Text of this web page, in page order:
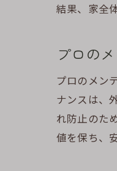
結果、家全
プロの
プロのメン
ナンスは、
れ防止のた
値を保ち、